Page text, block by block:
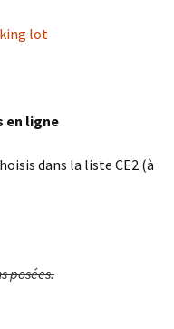
lot
en ligne
dans la liste CE2 (à
posées.